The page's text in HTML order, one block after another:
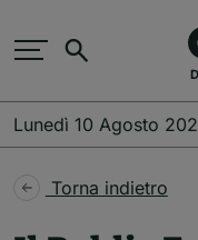
Salta al contenuto
Lunedì 10 Agosto
Torna indietro